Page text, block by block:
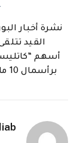
نشرة أخبار
القيد
أسهم
برأسمال 10 ملايين جنيه